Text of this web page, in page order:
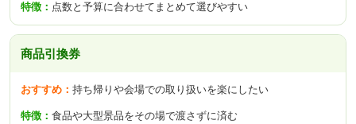
点数と予算に合わせてまとめて選びやすい
商品引換券
持ち帰りや会場での取り扱いを楽にしたい
食品や大型景品をその場で渡さずに済む